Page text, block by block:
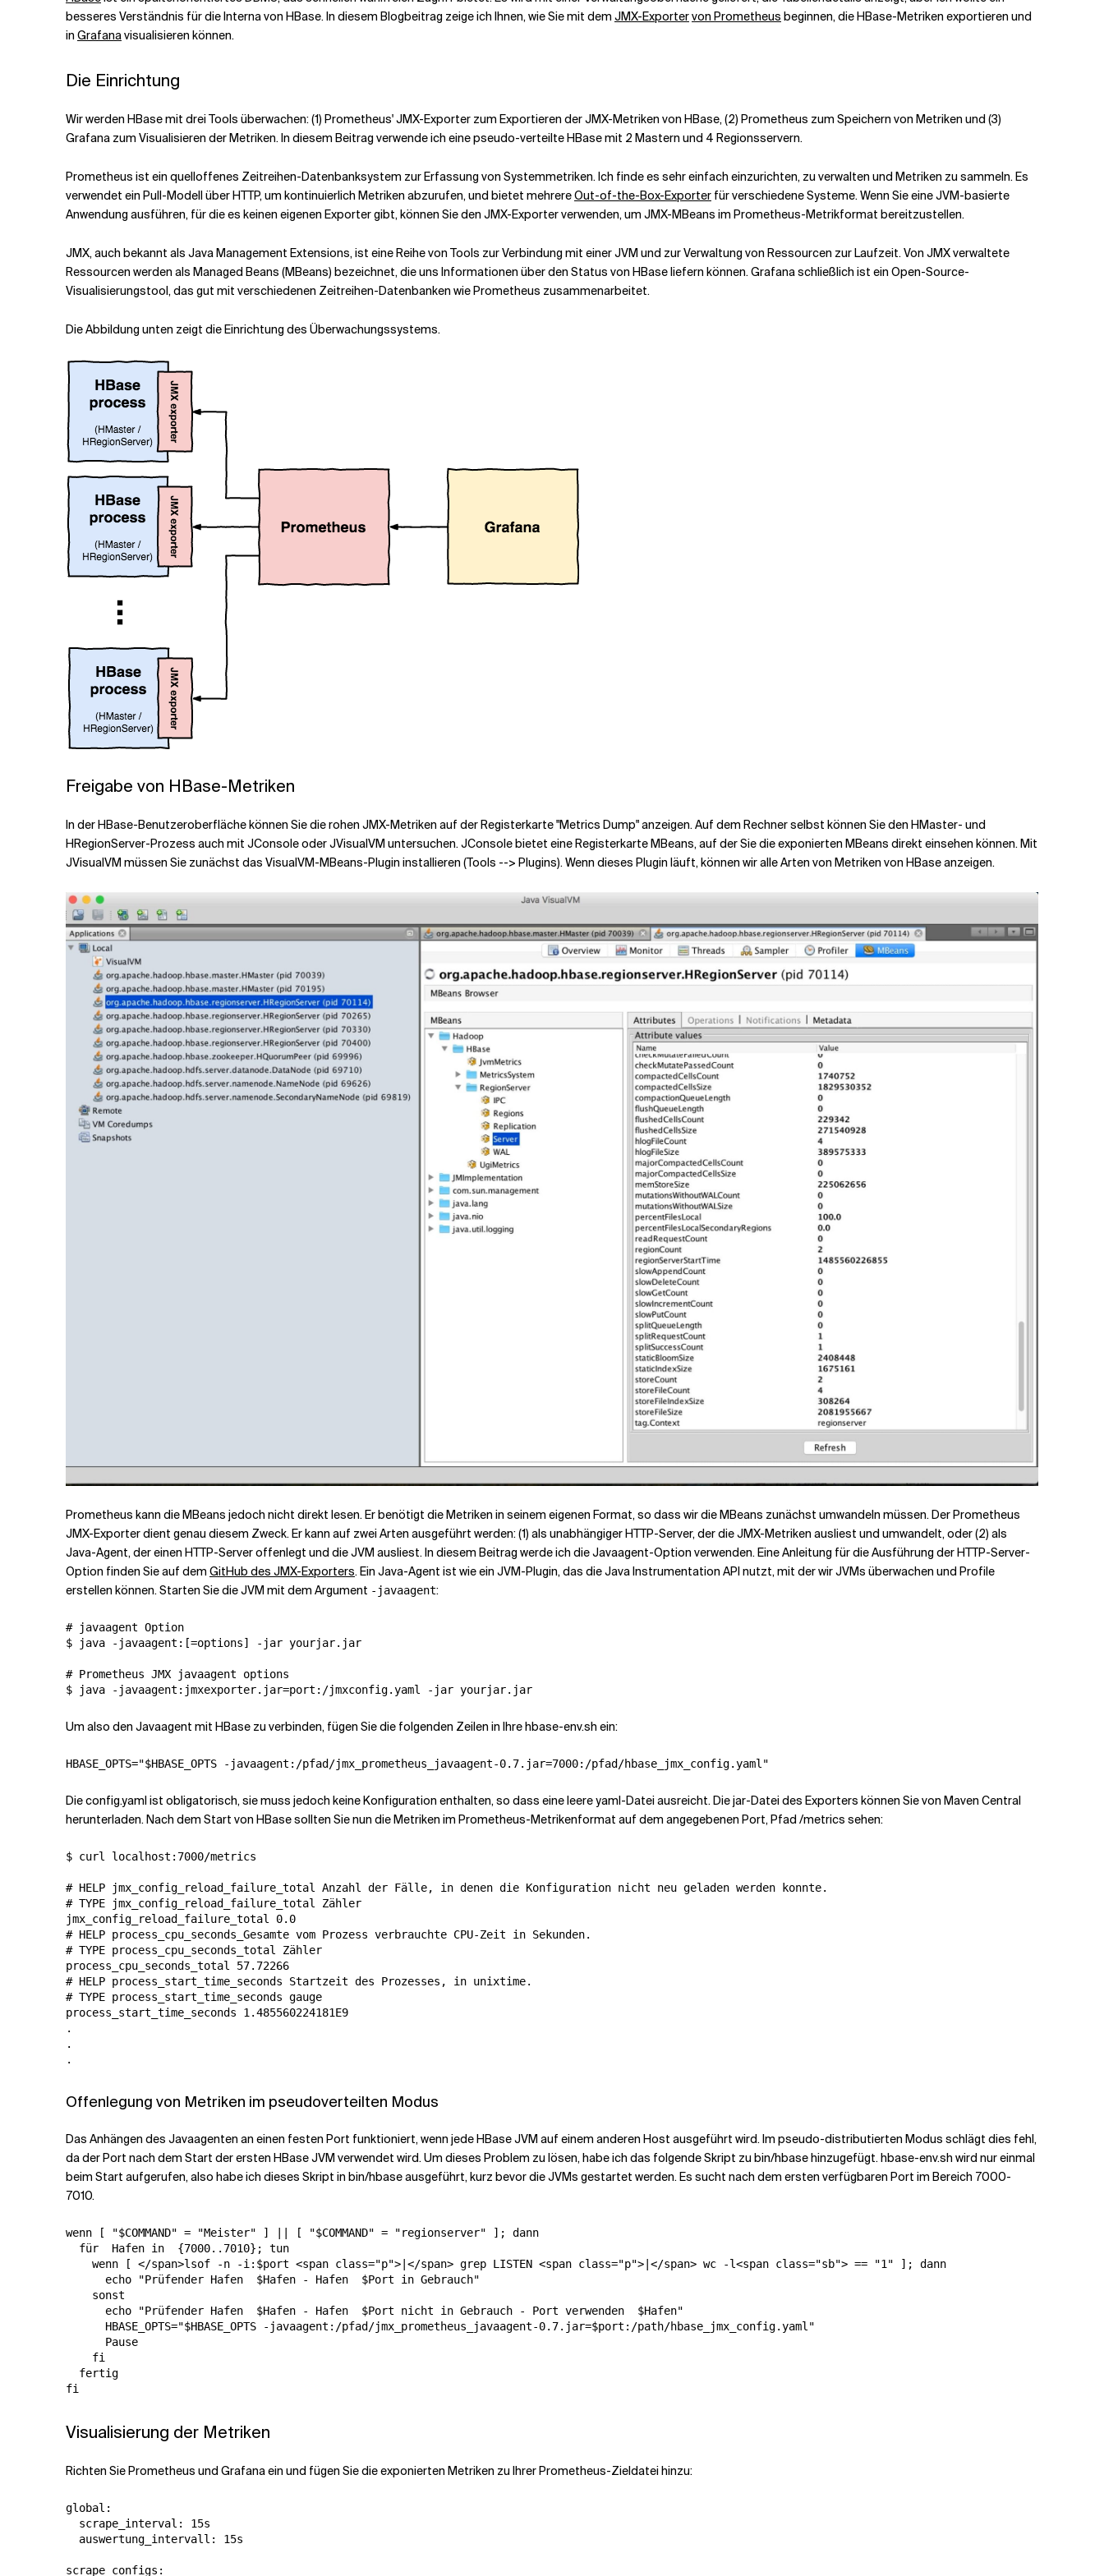
Verwandte Themen
besseres Verständnis für die Interna von HBase. In diesem Blogbeitrag zeige ich Ihnen, wie Sie mit dem JMX-Exportervon Prometheus beginnen, die HBase-Metriken exportieren und
in Grafanavisualisieren können.
Die Einrichtung
Wir werden HBase mit drei Tools überwachen: (1) Prometheus' JMX-Exporter zum Exportieren der JMX-Metriken von HBase, (2) Prometheus zum Speichern von Metriken und (3)
Grafana zum Visualisieren der Metriken. In diesem Beitrag verwende ich eine pseudo-verteilte HBase mit 2 Mastern und 4 Regionsservern.
Prometheus ist ein quelloffenes Zeitreihen-Datenbanksystem zur Erfassung von Systemmetriken. Ich finde es sehr einfach einzurichten, zu verwalten und Metriken zu sammeln. Es
verwendet ein Pull-Modell über HTTP, um kontinuierlich Metriken abzurufen, und bietet mehrereOut-of-the-Box-Exporter für verschiedene Systeme. Wenn Sie eine JVM-basierte
Anwendung ausführen, für die es keinen eigenen Exporter gibt, können Sie den JMX-Exporter verwenden, um JMX-MBeans im Prometheus-Metrikformat bereitzustellen.
JMX, auch bekannt als Java Management Extensions, ist eine Reihe von Tools zur Verbindung mit einer JVM und zur Verwaltung von Ressourcen zur Laufzeit. Von JMX verwaltete
Ressourcen werden als Managed Beans (MBeans) bezeichnet, die uns Informationen über den Status von HBase liefern können. Grafana schließlich ist ein Open-Source-
Visualisierungstool, das gut mit verschiedenen Zeitreihen-Datenbanken wie Prometheus zusammenarbeitet.
Die Abbildung unten zeigt die Einrichtung des Überwachungssystems.
Freigabe von HBase-Metriken
In der HBase-Benutzeroberfläche können Sie die rohen JMX-Metriken auf der Registerkarte "Metrics Dump" anzeigen. Auf dem Rechner selbst können Sie den HMaster- und
HRegionServer-Prozess auch mit JConsole oder JVisualVM untersuchen. JConsole bietet eine Registerkarte MBeans, auf der Sie die exponierten MBeans direkt einsehen können. Mit
JVisualVM müssen Sie zunächst das VisualVM-MBeans-Plugin installieren (Tools --> Plugins). Wenn dieses Plugin läuft, können wir alle Arten von Metriken von HBase anzeigen.
Prometheus kann die MBeans jedoch nicht direkt lesen. Er benötigt die Metriken in seinem eigenen Format, so dass wir die MBeans zunächst umwandeln müssen. Der Prometheus
JMX-Exporter dient genau diesem Zweck. Er kann auf zwei Arten ausgeführt werden: (1) als unabhängiger HTTP-Server, der die JMX-Metriken ausliest und umwandelt, oder (2) als
Java-Agent, der einen HTTP-Server offenlegt und die JVM ausliest. In diesem Beitrag werde ich die Javaagent-Option verwenden. Eine Anleitung für die Ausführung der HTTP-Server-
Option finden Sie auf dem GitHub des JMX-Exporters. Ein Java-Agent ist wie ein JVM-Plugin, das die Java Instrumentation API nutzt, mit der wir JVMs überwachen und Profile
erstellen können. Starten Sie die JVM mit dem Argument -javaagent:
# javaagent Option
$ java -javaagent: [=options] -jar yourjar.jar
# Prometheus JMX javaagent options
$ java -javaagent:jmxexporter. jar=port
Um also den Javaagent mit HBase zu verbinden, fügen Sie die folgenden Zeilen in Ihre hbase-env.sh ein:
HBASE_OPTS="$HBASE_OPTS -javaagent:/pfad/jmx_prometheus_javaagent-0.7.jar=7000:/pfad/hbase_jmx_config.yaml"
Die config.yaml ist obligatorisch, sie muss jedoch keine Konfiguration enthalten, so dass eine leere yaml-Datei ausreicht. Die jar-Datei des Exporters können Sie von Maven Central
herunterladen. Nach dem Start von HBase sollten Sie nun die Metriken im Prometheus-Metrikenformat auf dem angegebenen Port, Pfad /metrics sehen:
$ curl localhost:7000/metrics
# HELP jmx_config_reload_failure_total Anzahl der Fälle, in denen die Konfiguration nicht neu geladen werden konnte.
# TYPE jmx_config_reload_failure_total Zähler
# HELP process_cpu_seconds_Gesamte vom Prozess verbrauchte CPU-Zeit in Sekunden.
# TYPE process_cpu_seconds_total Zähler
# HELP process_start_time_seconds Startzeit des Prozesses, in unixtime.
# TYPE process_start_time_seconds gauge
process_start_time_seconds 1.485560224181E9
.
.
Offenlegung von Metriken im pseudoverteilten Modus
Das Anhängen des Javaagenten an einen festen Port funktioniert, wenn jede HBase JVM auf einem anderen Host ausgeführt wird. Im pseudo-distributierten Modus schlägt dies fehl,
da der Port nach dem Start der ersten HBase JVM verwendet wird. Um dieses Problem zu lösen, habe ich das folgende Skript zu bin/hbase hinzugefügt. hbase-env.sh wird nur einmal
beim Start aufgerufen, also habe ich dieses Skript in bin/hbase ausgeführt, kurz bevor die JVMs gestartet werden. Es sucht nach dem ersten verfügbaren Port im Bereich 7000-
7010.
wenn [ "$COMMAND" = "Meister" ] [ "$COMMAND" = "regionserver" ] ;
dann
für
  Hafen in
{7000..7010} ;
tun
wenn
[ </span>lsof -n -i:$port <span class="p">|</span> grep LISTEN <span class="p">|</span> wc -l<span class="sb"> == "1" ] ;
dann
echo
"Prüfender Hafen $Hafen - Hafen $Port in Gebrauch"
sonst
echo
"Prüfender Hafen $Hafen - Hafen $Port nicht in Gebrauch - Port verwenden $Hafen"
HBASE_OPTS="$HBASE_OPTS -javaagent:/pfad/jmx_prometheus_javaagent-0.7.jar=$port:/path/hbase_jmx_config.yaml"
Pause
fi
fertig
fi
Visualisierung der Metriken
Richten Sie Prometheus und Grafana ein und fügen Sie die exponierten Metriken zu Ihrer Prometheus-Zieldatei hinzu:
global :
scrape_interval : 15s
auswertung_intervall : 15s
scrape_configs :